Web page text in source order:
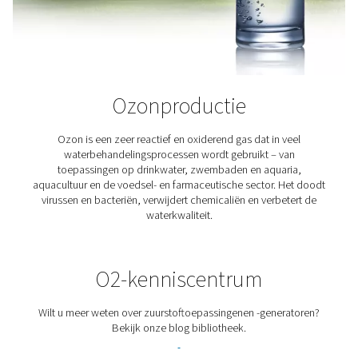
Productie van biogas
Biogas is een opkomende hernieuwbare energiebron.